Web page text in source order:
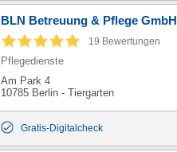
BLN Betreuung & Pflege GmbH
19 Bewertungen
Pflegedienste
Am Park 4
10785 Berlin - Tiergarten
Gratis-Digitalcheck